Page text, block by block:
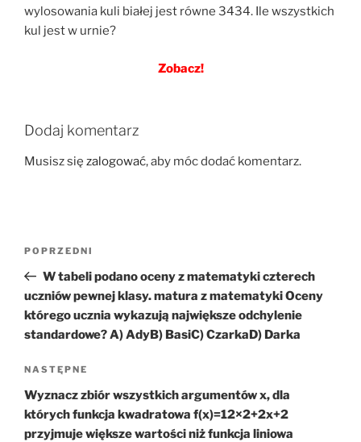
wylosowania kuli białej jest równe 3434. Ile wszystkich
kul jest w urnie?
Zobacz!
Dodaj komentarz
Musisz się zalogować, aby móc dodać komentarz.
Poprzedni
wpis
POPRZEDNI
W tabeli podano oceny z matematyki czterech
uczniów pewnej klasy. matura z matematyki Oceny
którego ucznia wykazują największe odchylenie
standardowe? A) AdyB) BasiC) CzarkaD) Darka
Następny
wpis
NASTĘPNE
Wyznacz zbiór wszystkich argumentów x, dla
których funkcja kwadratowa f(x)=12×2+2x+2
przyjmuje większe wartości niż funkcja liniowa